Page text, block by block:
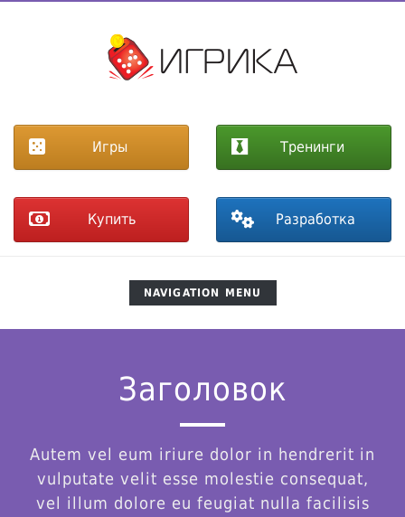
Игры Тренинги
Купить Разработка
TOGGLE
NAVIGATION
NAVIGATION MENU
Заголовок
Autem vel eum iriure dolor in hendrerit in
vulputate velit esse molestie consequat,
vel illum dolore eu feugiat nulla facilisis